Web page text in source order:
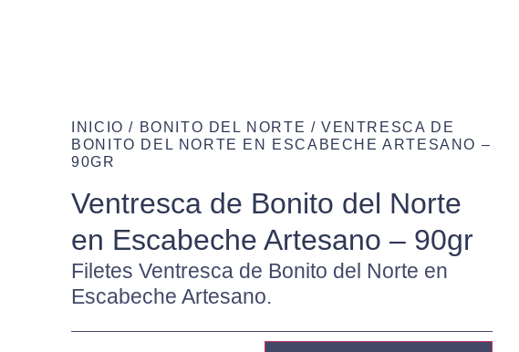
INICIO / BONITO DEL NORTE / VENTRESCA DE
BONITO DEL NORTE EN ESCABECHE ARTESANO –
90GR
Ventresca de Bonito del Norte
en Escabeche Artesano – 90gr
Filetes Ventresca de Bonito del Norte en
Escabeche Artesano.